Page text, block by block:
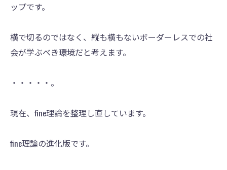
ップです。
横で切るのではなく、縦も横もないボーダーレスでの社
会が学ぶべき環境だと考えます。
・・・・・。
現在、fine理論を整理し直しています。
fine理論の進化版です。